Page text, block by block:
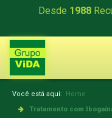
Desde 1988
Você está aqui: Home
Tratamento com